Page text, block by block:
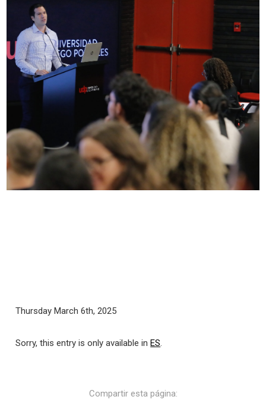
Thursday March 6th, 2025
Sorry, this entry is only available inES.
Compartir esta página: